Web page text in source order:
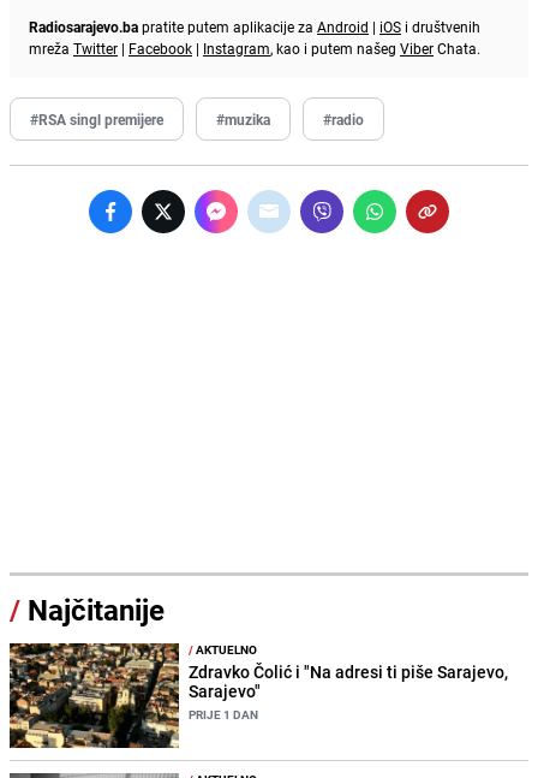
Radiosarajevo.bapratite putem aplikacije za Android | iOS i društvenih
mreža Twitter | Facebook | Instagram, kao i putem našeg ViberChata.
#RSA singl premijere #muzika #radio
/ Najčitanije
/AKTUELNO
Zdravko Čolić i "Na adresi ti piše Sarajevo,
Sarajevo"
PRIJE 1 DAN